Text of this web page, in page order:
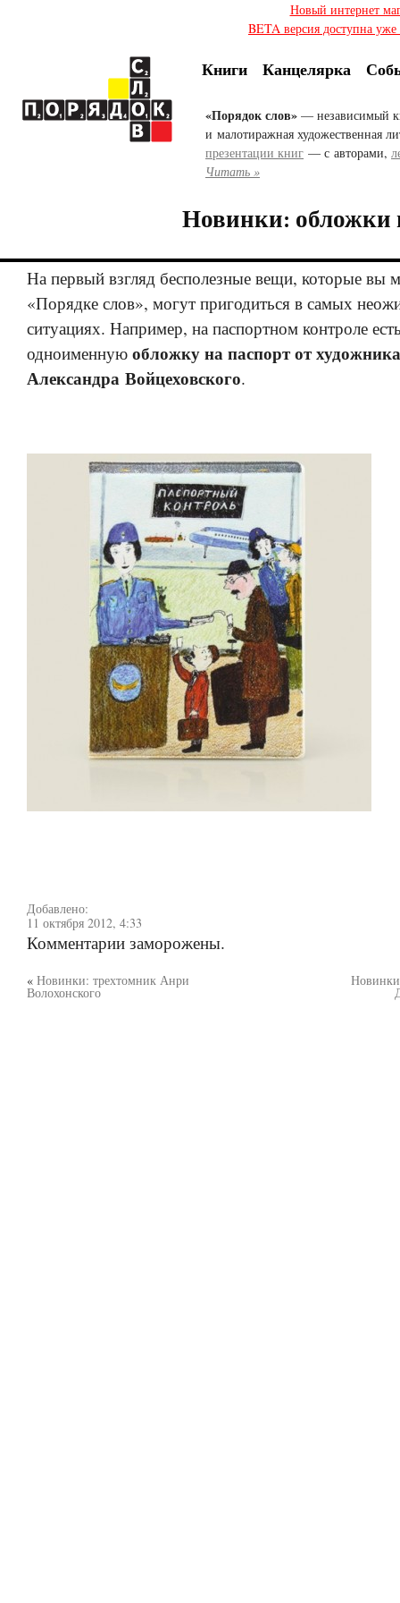
Новый интернет
BETA версия доступна
Книги Канцелярка
«Порядок слов» — независимый
и малотиражная художественная
презентации книг — с авторами,
Читать »
Новинки: обложки
На первый взгляд бесполезные вещи, которые вы
«Порядке слов», могут пригодиться в самых
ситуациях. Например, на паспортном контроле
одноименную обложку на паспорт от художника
Александра Войцеховского.
Добавлено:
11 октября 2012, 4:33
Комментарии заморожены.
« Новинки: трехтомник Анри
Волохонского